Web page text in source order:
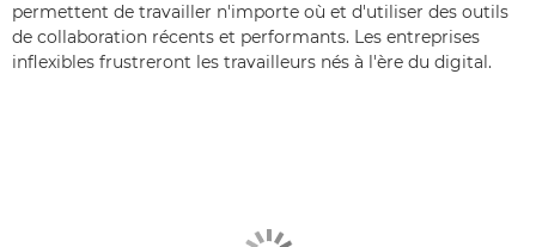
permettent de travailler n'importe où et d'utiliser des outils
de collaboration récents et performants. Les entreprises
inflexibles frustreront les travailleurs nés à l'ère du digital.